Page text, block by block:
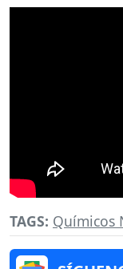
TAGS: Químicos